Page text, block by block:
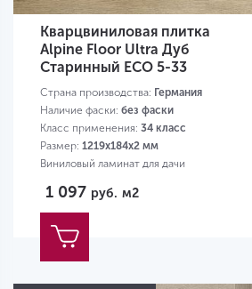
Кварцвиниловая плитка
Alpine Floor Ultra Дуб
Старинный ЕСО 5-33
Страна производства: Германия
Наличие фаски: без фаски
Класс применения: 34 класс
Размер: 1219х184х2 мм
Виниловый ламинат для дачи
1 097 руб. м2